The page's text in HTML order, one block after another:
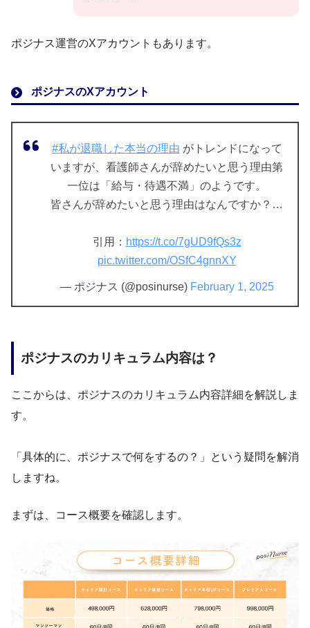
ポジナス運営のXアカウントもあります。
ポジナスのXアカウント
#私が退職した本当の理由 がトレンドになって
いますが、看護師さんが辞めたいと思う理由第
一位は「給与・待遇不満」のようです。
皆さんが辞めたいと思う理由はなんですか？…
引用： https://t.co/7gUD9fQs3z
pic.twitter.com/OSfC4gnnXY
— ポジナス (@posinurse) February 1, 2025
ポジナスのカリキュラム内容は？
ここからは、ポジナスのカリキュラム内容詳細を解説しま
す。
「具体的に、ポジナスで何をするの？」という疑問を解消
しますね。
まずは、コース概要を確認します。